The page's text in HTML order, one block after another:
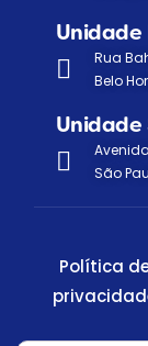
Unidade
Rua
Belo
Unidade
São
Política